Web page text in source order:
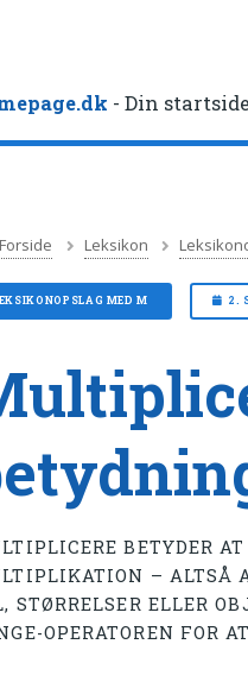
- Din
Forside Leksikon
MED M 2.
BETYDER
– ALTSÅ
STØRRELSER ELLER
OPERATOREN FOR